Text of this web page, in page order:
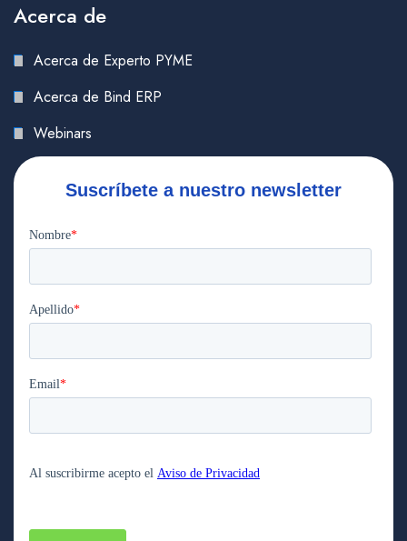
Acerca de
Acerca de Experto PYME
Acerca de Bind ERP
Webinars
Suscríbete a nuestro newsletter